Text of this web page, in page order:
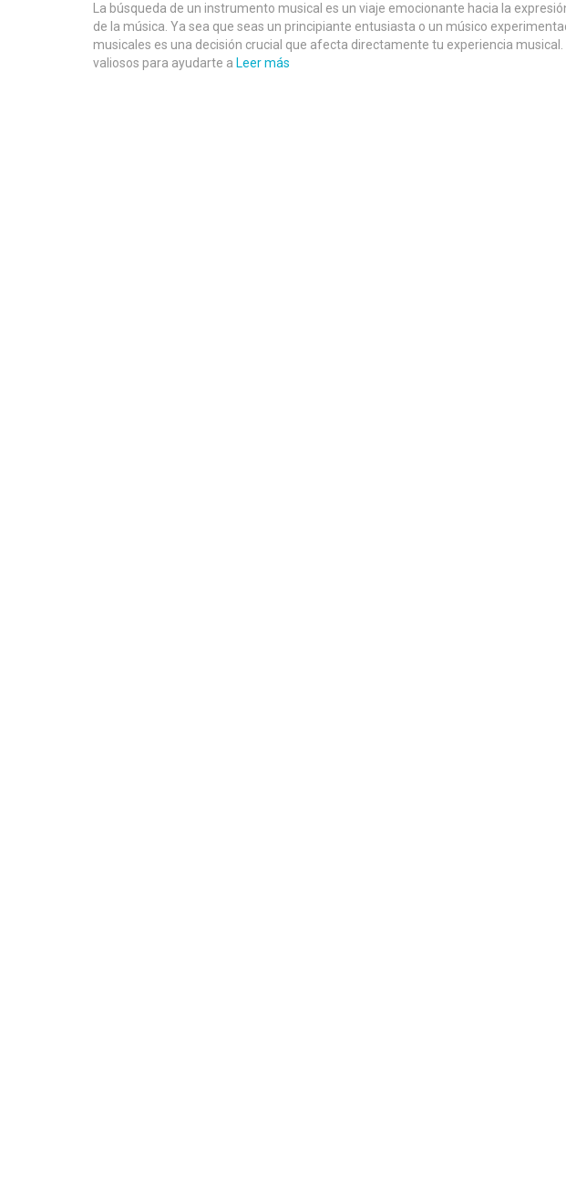
La búsqueda de un instrumento musical es un viaje emocionante hacia la
de la música. Ya sea que seas un principiante entusiasta o un músico
musicales es una decisión crucial que afecta directamente tu experiencia
valiosos para ayudarte a Leer más